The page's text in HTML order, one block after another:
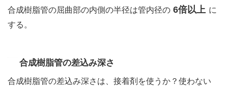
合成樹脂管の屈曲部の内側の半径は管内径の 6倍以上 に
する。
合成樹脂管の差込み深さ
合成樹脂管の差込み深さは、接着剤を使うか？使わない